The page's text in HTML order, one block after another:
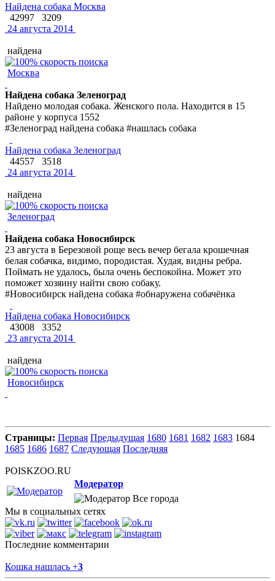
Найдена собака Москва
42997
3209
24 августа 2014
найдена
Москва
Найдена собака Зеленоград
Найдено молодая собака. Женского пола. Находится в 15
районе у корпуса 1552
#Зеленоград найдена собака #нашлась собака
Найдена собака Зеленоград
44557
3518
24 августа 2014
найдена
Зеленоград
Найдена собака Новосибирск
23 августа в Березовой роще весь вечер бегала крошечная
белая собачка, видимо, породистая. Худая, видны ребра.
Поймать не удалось, была очень беспокойна. Может это
поможет хозяину найти свою собаку.
#Новосибирск найдена собака #обнаружена собачёнка
Найдена собака Новосибирск
43008
3352
23 августа 2014
найдена
Новосибирск
Страницы: Первая Предыдущая 1680 1681 1682 1683 1684
1685 1686 1687 Следующая Последняя
POISKZOO.RU
Модератор
Все города
Мы в социальных сетях
Последние комментарии
Кошка нашлась +3